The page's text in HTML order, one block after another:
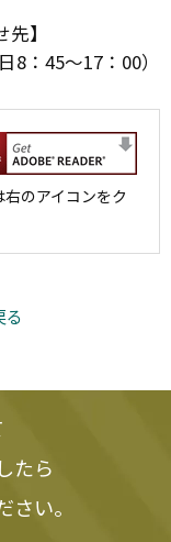
わせ先】
8：45～17：00）
のアイコンをク
る
たら
い。